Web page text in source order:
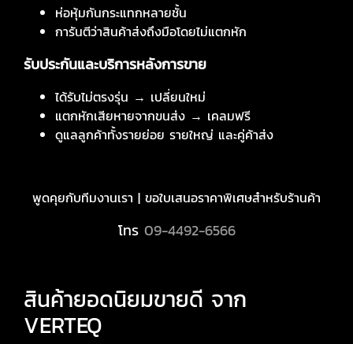
ห่อหุ้มกันกระแทกหลายชั้น
การันตีว่าสินค้าส่งถึงมือโดยไม่แตกหัก
รับประกันและบริการหลังการขาย
ได้รับไม่ตรงรุ่น → เปลี่ยนใหม่
แตกหักเสียหายจากขนส่ง → เคลมฟรี
ดูแลลูกค้าทั้งรายย่อย รายใหญ่ และคู่ค้าส่ง
พูดคุยกับทีมงานเรา | ขอใบเสนอราคาพิเศษสำหรับร้านค้า
โทร 09-4492-6566
สินค้ายอดนิยมขายดี จาก
VERTEQ